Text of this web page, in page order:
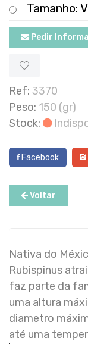
Tamanho:
Pedir
Ref: 3370
Peso: 150 (gr)
Stock:
Facebook
Voltar
Nativa do
Rubispinus
faz parte da
uma altura
diametro
até uma